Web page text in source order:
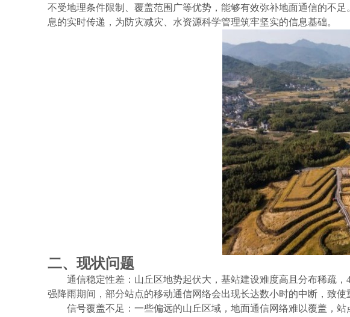
不受地理条件限制、覆盖范围广等优势，能够有效弥补地面通信的不
息的实时传递，为防灾减灾、水资源科学管理筑牢坚实的信息基础。
二、现状问题
通信稳定性差：山丘区地势起伏大，基站建设难度高且分布稀疏，
强降雨期间，部分站点的移动通信网络会出现长达数小时的中断，致使
信号覆盖不足：一些偏远的山丘区域，地面通信网络难以覆盖，